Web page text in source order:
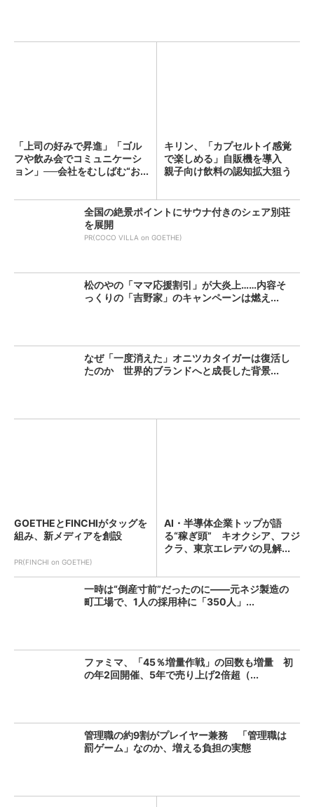
「上司の好みで昇進」「ゴル
フや飲み会でコミュニケーシ
ョン」──会社をむしばむ“お...
キリン、「カプセルトイ感覚
で楽しめる」自販機を導入
親子向け飲料の認知拡大狙う
全国の絶景ポイントにサウナ付きのシェア別荘
を展開
PR(COCO VILLA on GOETHE)
松のやの「ママ応援割引」が大炎上……内容そ
っくりの「吉野家」のキャンペーンは燃え...
なぜ「一度消えた」オニツカタイガーは復活し
たのか 世界的ブランドへと成長した背景...
GOETHEとFINCHIがタッグを
組み、新メディアを創設
PR(FINCHI on GOETHE)
AI・半導体企業トップが語
る“稼ぎ頭” キオクシア、フジ
クラ、東京エレデバの見解...
一時は“倒産寸前”だったのに――元ネジ製造の
町工場で、1人の採用枠に「350人」...
ファミマ、「45％増量作戦」の回数も増量 初
の年2回開催、5年で売り上げ2倍超（...
管理職の約9割がプレイヤー兼務 「管理職は
罰ゲーム」なのか、増える負担の実態